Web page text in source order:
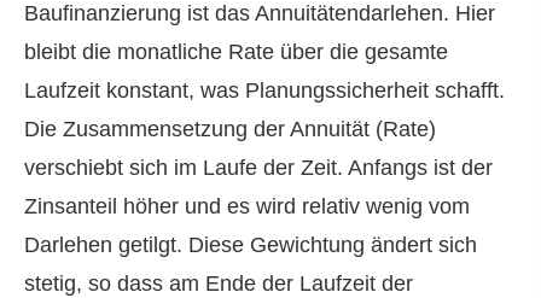
Baufinanzierung ist das Annuitätendarlehen. Hier
bleibt die monatliche Rate über die gesamte
Laufzeit konstant, was Planungssicherheit schafft.
Die Zusammensetzung der Annuität (Rate)
verschiebt sich im Laufe der Zeit. Anfangs ist der
Zinsanteil höher und es wird relativ wenig vom
Darlehen getilgt. Diese Gewichtung ändert sich
stetig, so dass am Ende der Laufzeit der